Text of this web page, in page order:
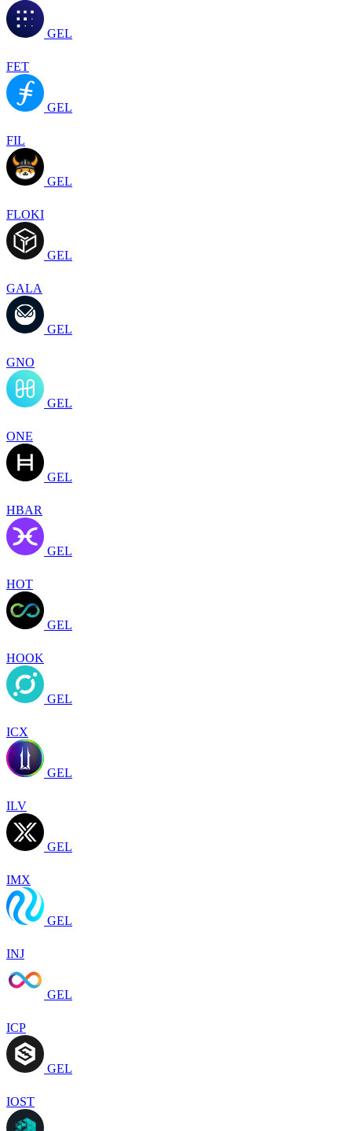
GEL
FET
GEL
FIL
GEL
FLOKI
GEL
GALA
GEL
GNO
GEL
ONE
GEL
HBAR
GEL
HOT
GEL
HOOK
GEL
ICX
GEL
ILV
GEL
IMX
GEL
INJ
GEL
ICP
GEL
IOST